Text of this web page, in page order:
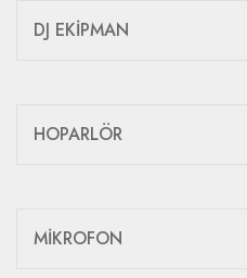
DJ EKİPMAN
HOPARLÖR
MİKROFON